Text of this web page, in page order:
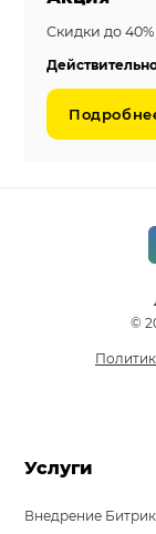
Скидки до
©
Услуги
Внедрение